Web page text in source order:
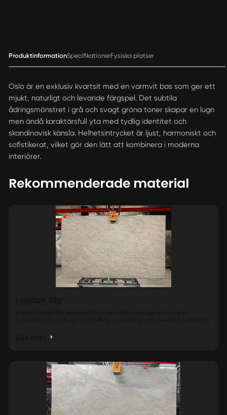
ProduktinformationSpecifikationerFysiska platser
Oslo är en exklusiv kvartsit med en varmvit bas som ger ett
mjukt, naturligt och levande färgspel. Det subtila
ådringsmönstret i grå och svagt gröna toner skapar en lugn
men ändå karaktärsfull yta med tydlig identitet och
skandinavisk känsla. Helhetsintrycket är ljust, harmoniskt och
sofistikerat, vilket gör den lätt att kombinera i moderna
interiörer.
Rekommenderade material